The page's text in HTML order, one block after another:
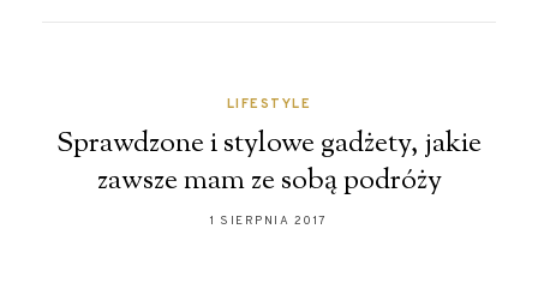
LIFESTYLE
Sprawdzone i stylowe gadżety, jakie
zawsze mam ze sobą podróży
1 SIERPNIA 2017